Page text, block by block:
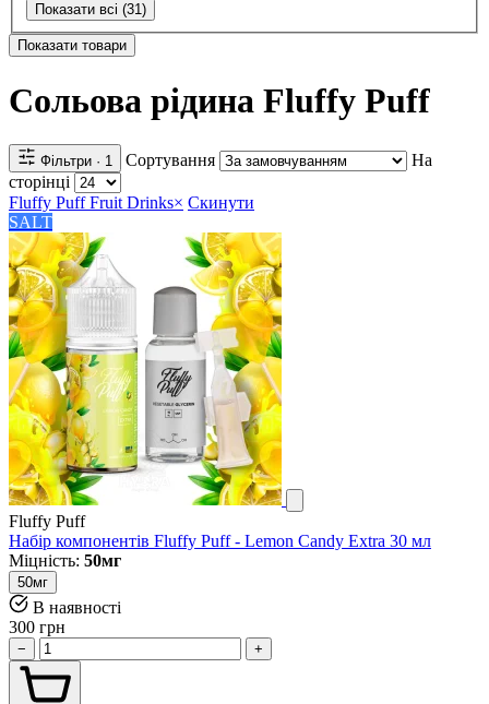
Показати всі (31)
Показати товари
Сольова рідина Fluffy Puff
Фільтри · 1 Сортування
На
сторінці
Fluffy Puff Fruit Drinks× Скинути
SALT
Fluffy Puff
Набір компонентів Fluffy Puff - Lemon Candy Extra 30 мл
Міцність: 50мг
50мг
В наявності
300 грн
− +